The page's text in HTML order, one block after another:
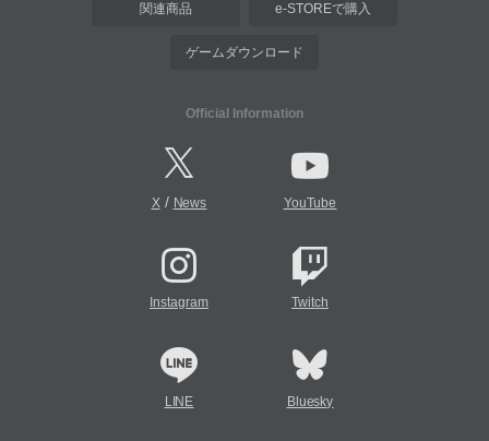
関連商品 e-STOREで購入
ゲームダウンロード
Official Information
X/ News YouTube
Instagram Twitch
LINE Bluesky